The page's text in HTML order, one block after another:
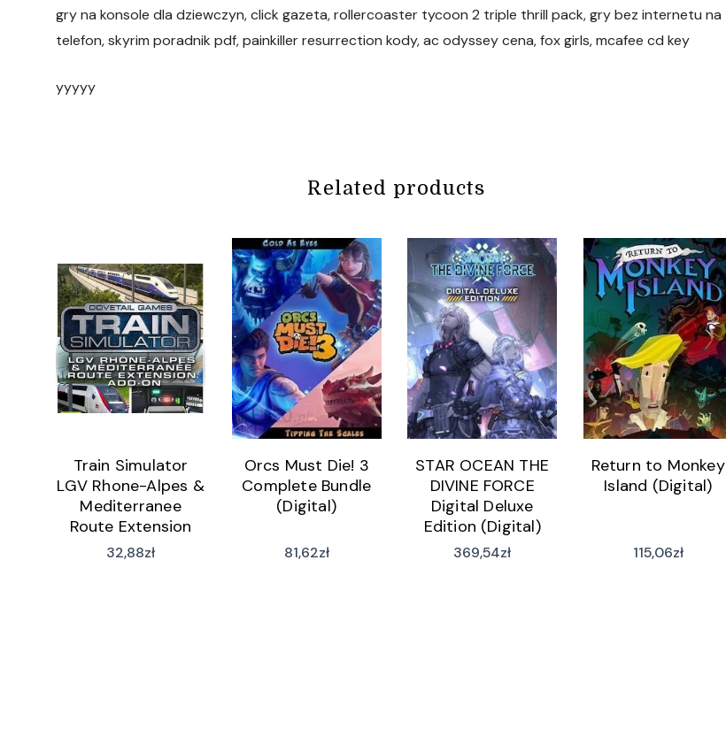
gry na konsole dla dziewczyn, click gazeta, rollercoaster tycoon 2 triple thrill pack, gry bez internetu na
telefon, skyrim poradnik pdf, painkiller resurrection kody, ac odyssey cena, fox girls, mcafee cd key
yyyyy
Related products
Train Simulator
LGV Rhone-Alpes &
Mediterranee
Route Extension
(Digital)
32,88zł
Orcs Must Die! 3
Complete Bundle
(Digital)
81,62zł
STAR OCEAN THE
DIVINE FORCE
Digital Deluxe
Edition (Digital)
369,54zł
Return to Monkey
Island (Digital)
115,06zł